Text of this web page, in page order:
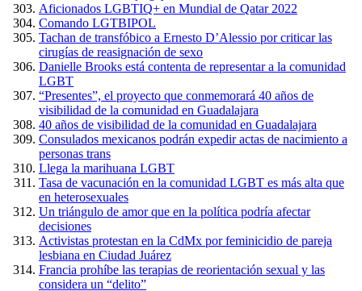
Aficionados LGBTIQ+ en Mundial de Qatar 2022
Comando LGTBIPOL
Tachan de transfóbico a Ernesto D’Alessio por criticar las
cirugías de reasignación de sexo
Danielle Brooks está contenta de representar a la comunidad
LGBT
“Presentes”, el proyecto que conmemorará 40 años de
visibilidad de la comunidad en Guadalajara
40 años de visibilidad de la comunidad en Guadalajara
Consulados mexicanos podrán expedir actas de nacimiento a
personas trans
Llega la marihuana LGBT
Tasa de vacunación en la comunidad LGBT es más alta que
en heterosexuales
Un triángulo de amor que en la política podría afectar
decisiones
Activistas protestan en la CdMx por feminicidio de pareja
lesbiana en Ciudad Juárez
Francia prohíbe las terapias de reorientación sexual y las
considera un “delito”